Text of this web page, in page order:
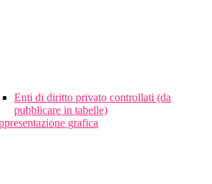
Enti di diritto privato controllati (da
pubblicare in tabelle)
grafica